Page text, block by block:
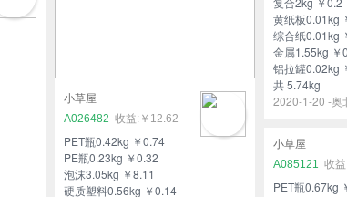
小草屋
A026482
￥12.62
PET瓶0.42kg ￥0.74
PE瓶0.23kg ￥0.32
泡沫3.05kg ￥8.11
硬质塑料0.56kg ￥0.14
黄纸板0.01kg
综合纸0.01kg
金属1.55kg ￥
铝拉罐0.02kg
共 5.74kg
2020-1-20 -奥
小草屋
A085121
PET瓶0.67kg